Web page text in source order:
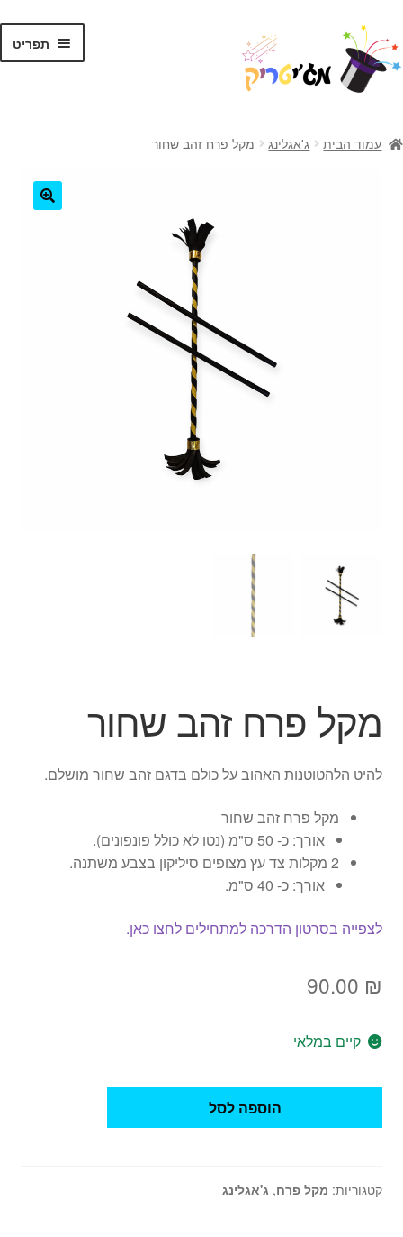
דלג
לניווט
לדלג
לתוכן
תפריט
עמוד הבית ג'אגלינג מקל פרח זהב שחור
מקל פרח זהב שחור
להיט הלהטוטנות האהוב על כולם בדגם זהב שחור מושלם.
מקל פרח זהב שחור
אורך: כ- 50 ס"מ (נטו לא כולל פונפונים).
2 מקלות צד עץ מצופים סיליקון בצבע משתנה.
אורך: כ- 40 ס"מ.
לצפייה בסרטון הדרכה למתחילים לחצו כאן.
90.00 ₪
קיים במלאי
זהב
הוספה לסל
קטגוריות: מקל פרח, ג'אגלינג